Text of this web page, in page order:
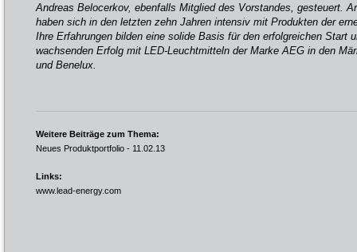
Andreas Belocerkov, ebenfalls Mitglied des Vorstandes, gesteuert.
haben sich in den letzten zehn Jahren intensiv mit Produkten der
Ihre Erfahrungen bilden eine solide Basis für den erfolgreichen Start
wachsenden Erfolg mit LED-Leuchtmitteln der Marke AEG in den
und Benelux.
Weitere Beiträge zum Thema:
Neues Produktportfolio - 11.02.13
Links:
www.lead-energy.com